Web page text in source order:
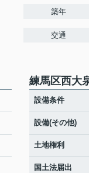
築年
交通
練馬区西大
設備条件
設備(その他)
土地権利
国土法届出